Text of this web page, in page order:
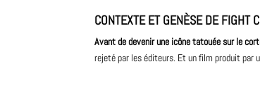
CONTEXTE ET GENÈSE DE FIGHT
Avant de devenir une icône tatouée sur le
rejeté par les éditeurs. Et un film produit par